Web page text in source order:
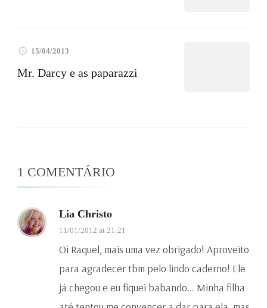
15/04/2013
Mr. Darcy e as paparazzi
1 COMENTÁRIO
Lia Christo
11/01/2012 at 21:21
Oi Raquel, mais uma vez obrigado! Aproveito
para agradecer tbm pelo lindo caderno! Ele
já chegou e eu fiquei babando… Minha filha